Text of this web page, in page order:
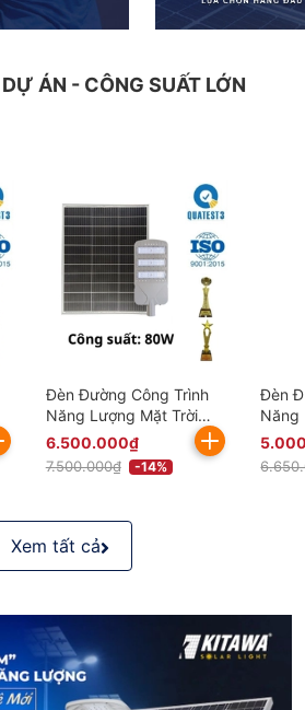
ÁN - CÔNG SUẤT LỚN
Đèn Đường Công Trình
Năng Lượng Mặt Trời
80W BCDT9.80 Chống
Nước Bền Bỉ
6.500.000₫
7.500.000₫ -14%
Đèn
Năng
60W
Nước
Xem tất cả